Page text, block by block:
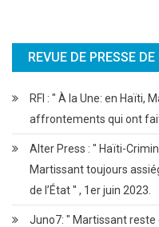
REVUE DE PRESSE DE
RFI : " À la Une: en Haïti,
affrontements qui ont
Alter Press : " Haïti-
Martissant toujours
de l’État '' , 1er juin 2023.
Juno7: " Martissant